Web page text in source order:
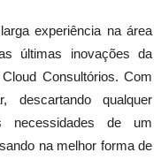
experiência na área
últimas inovações da
Consultórios. Com
qualquer
necessidades de um
na melhor forma de